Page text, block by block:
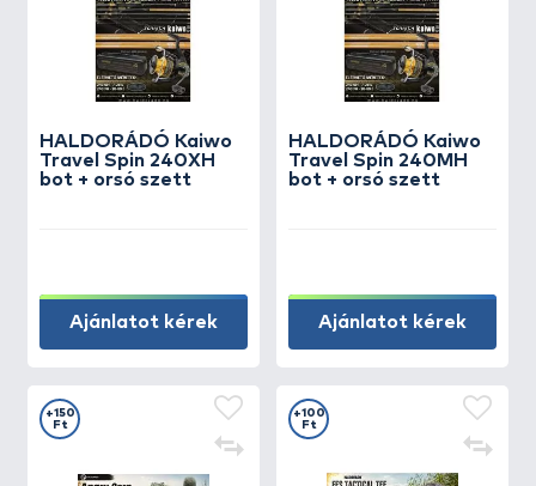
HALDORÁDÓ Kaiwo
Travel Spin 240XH
bot + orsó szett
Ajánlatot kérek
HALDORÁDÓ Kaiwo
Travel Spin 240MH
bot + orsó szett
Ajánlatot kérek
+150
Ft
+100
Ft